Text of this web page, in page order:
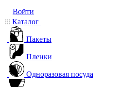
Войти
Каталог
Пакеты
Пленки
Одноразовая посуда